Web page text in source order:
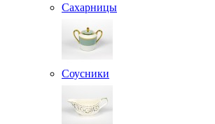
Сахарницы
Соусники